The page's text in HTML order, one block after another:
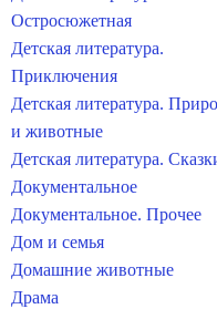
Остросюжетная
Детская литература.
Приключения
Детская литература.
и животные
Детская литература.
Документальное
Документальное. Прочее
Дом и семья
Домашние животные
Драма